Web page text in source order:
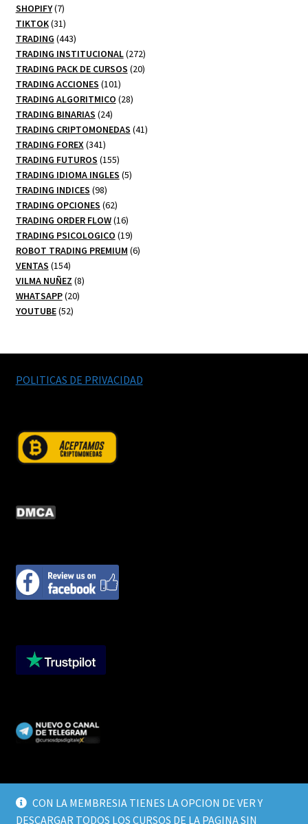
CON LA MEMBRESIA TIENES LA OPCION DE VER Y
DESCARGAR TODOS LOS CURSOS DE LA PAGINA SIN
productos
SHOPIFY 77
productos
TIKTOK 3131
productos
TRADING 443443
productos
TRADING INSTITUCIONAL 272272
productos
TRADING PACK DE CURSOS 2020
TRADING ACCIONES 101101
productos
TRADING ALGORITMICO 2828
TRADING BINARIAS 2424
productos
TRADING CRIPTOMONEDAS 4141
TRADING FOREX 341341
productos
TRADING FUTUROS 155155
productos
TRADING IDIOMA INGLES 55
TRADING INDICES 9898
productos
TRADING OPCIONES 6262
productos
TRADING ORDER FLOW 1616
productos
TRADING PSICOLOGICO 1919
productos
ROBOT TRADING PREMIUM 66
VENTAS 154154
productos
VILMA NUÑEZ 88
WHATSAPP 2020
YOUTUBE 5252
POLITICAS DE PRIVACIDAD